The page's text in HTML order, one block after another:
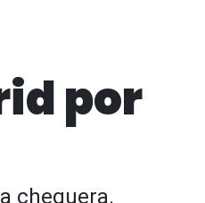
por
chequera.